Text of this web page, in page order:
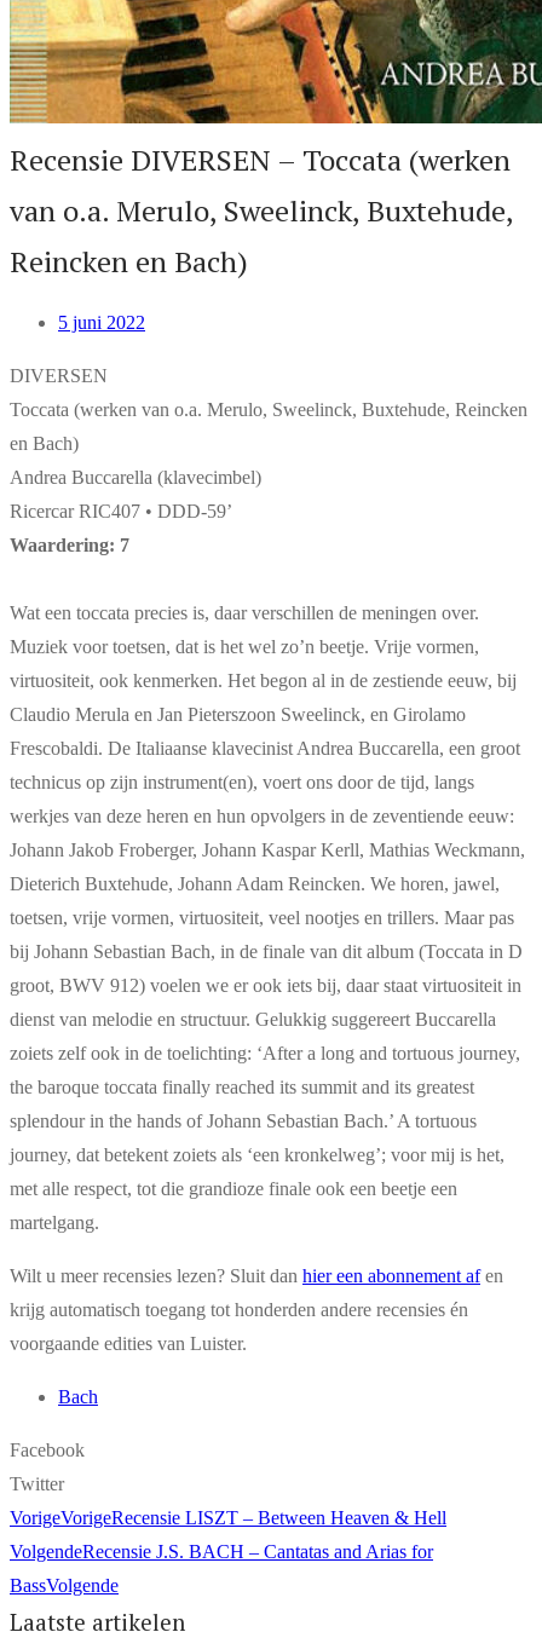
Recensie DIVERSEN – Toccata (werken
van o.a. Merulo, Sweelinck, Buxtehude,
Reincken en Bach)
5 juni 2022
DIVERSEN
Toccata (werken van o.a. Merulo, Sweelinck, Buxtehude, Reincken
en Bach)
Andrea Buccarella (klavecimbel)
Ricercar RIC407 • DDD-59’
Waardering: 7
Wat een toccata precies is, daar verschillen de meningen over.
Muziek voor toetsen, dat is het wel zo’n beetje. Vrije vormen,
virtuositeit, ook kenmerken. Het begon al in de zestiende eeuw, bij
Claudio Merula en Jan Pieterszoon Sweelinck, en Girolamo
Frescobaldi. De Italiaanse klavecinist Andrea Buccarella, een groot
technicus op zijn instrument(en), voert ons door de tijd, langs
werkjes van deze heren en hun opvolgers in de zeventiende eeuw:
Johann Jakob Froberger, Johann Kaspar Kerll, Mathias Weckmann,
Dieterich Buxtehude, Johann Adam Reincken. We horen, jawel,
toetsen, vrije vormen, virtuositeit, veel nootjes en trillers. Maar pas
bij Johann Sebastian Bach, in de finale van dit album (Toccata in D
groot, BWV 912) voelen we er ook iets bij, daar staat virtuositeit in
dienst van melodie en structuur. Gelukkig suggereert Buccarella
zoiets zelf ook in de toelichting: ‘After a long and tortuous journey,
the baroque toccata finally reached its summit and its greatest
splendour in the hands of Johann Sebastian Bach.’ A tortuous
journey, dat betekent zoiets als ‘een kronkelweg’; voor mij is het,
met alle respect, tot die grandioze finale ook een beetje een
martelgang.
Wilt u meer recensies lezen? Sluit dan hier een abonnement afen
krijg automatisch toegang tot honderden andere recensies én
voorgaande edities van Luister.
Bach
Facebook
Twitter
VorigeVorigeRecensie LISZT – Between Heaven & Hell
VolgendeRecensie J.S. BACH – Cantatas and Arias for
BassVolgende
Laatste artikelen